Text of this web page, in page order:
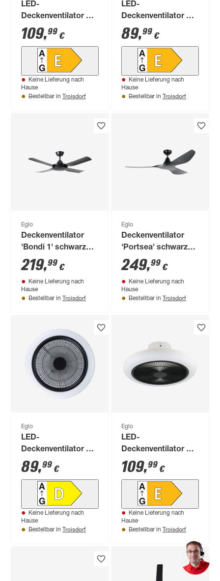
LED-
Deckenventilator mit
Beleuchtung
'Kostrena' dimmbar
25,5 W 3300 lm
warmweiß,
neutralweiß Ø 45,5 x
19 cm
109,99 €
Keine Lieferung nach
Hause
Bestellbar in Troisdorf
LED-
Deckenventilator mit
Beleuchtung
'Sayulita' dimmbar
25,5 W 3200 lm
warmweiß,
neutralweiß Ø 45,5 x
20,5 cm
89,99 €
Keine Lieferung nach
Hause
Bestellbar in Troisdorf
Eglo
Deckenventilator
'Bondi 1' schwarz
matt Ø 122 cm
219,99 €
Keine Lieferung nach
Hause
Bestellbar in Troisdorf
Eglo
Deckenventilator
'Portsea' schwarz
matt Ø 132 cm
249,99 €
Keine Lieferung nach
Hause
Bestellbar in Troisdorf
Eglo
LED-
Deckenventilator mit
Beleuchtung
'Sayulita 1' dimmbar
20,8 W 3280 lm
warmweiß,
neutralweiß Ø 46 x
14,5 cm
89,99 €
Keine Lieferung nach
Hause
Bestellbar in Troisdorf
Eglo
LED-
Deckenventilator mit
Beleuchtung
'Kostrena' dimmbar
25,5 W 3300 lm
warmweiß,
neutralweiß Ø 45,5 x
19 cm
109,99 €
Keine Lieferung nach
Hause
Bestellbar in Troisdorf